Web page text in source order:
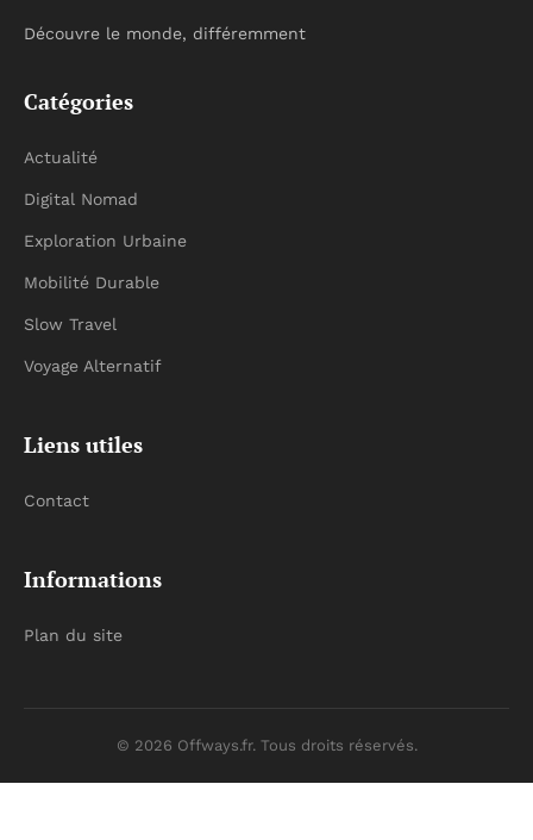
Découvre le monde, différemment
Catégories
Actualité
Digital Nomad
Exploration Urbaine
Mobilité Durable
Slow Travel
Voyage Alternatif
Liens utiles
Contact
Informations
Plan du site
© 2026 Offways.fr. Tous droits réservés.